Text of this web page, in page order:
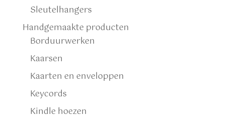
Sleutelhangers
Handgemaakte producten
Borduurwerken
Kaarsen
Kaarten en enveloppen
Keycords
Kindle hoezen